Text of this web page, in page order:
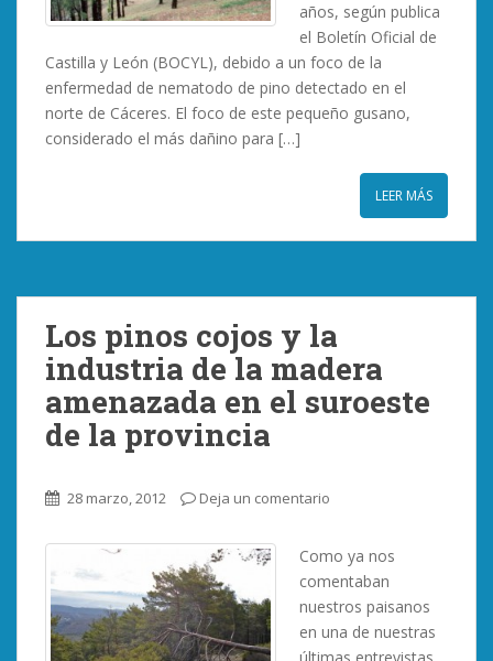
años, según publica
el Boletín Oficial de
Castilla y León (BOCYL), debido a un foco de la
enfermedad de nematodo de pino detectado en el
norte de Cáceres. El foco de este pequeño gusano,
considerado el más dañino para […]
LEER MÁS
Los pinos cojos y la
industria de la madera
amenazada en el suroeste
de la provincia
28 marzo, 2012 Deja un comentario
Como ya nos
comentaban
nuestros paisanos
en una de nuestras